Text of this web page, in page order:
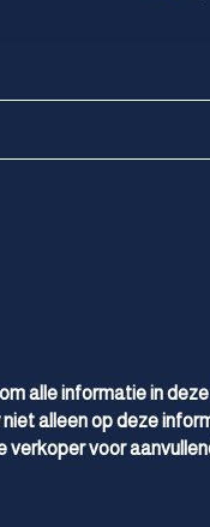
alle informatie in
alleen op deze
voor